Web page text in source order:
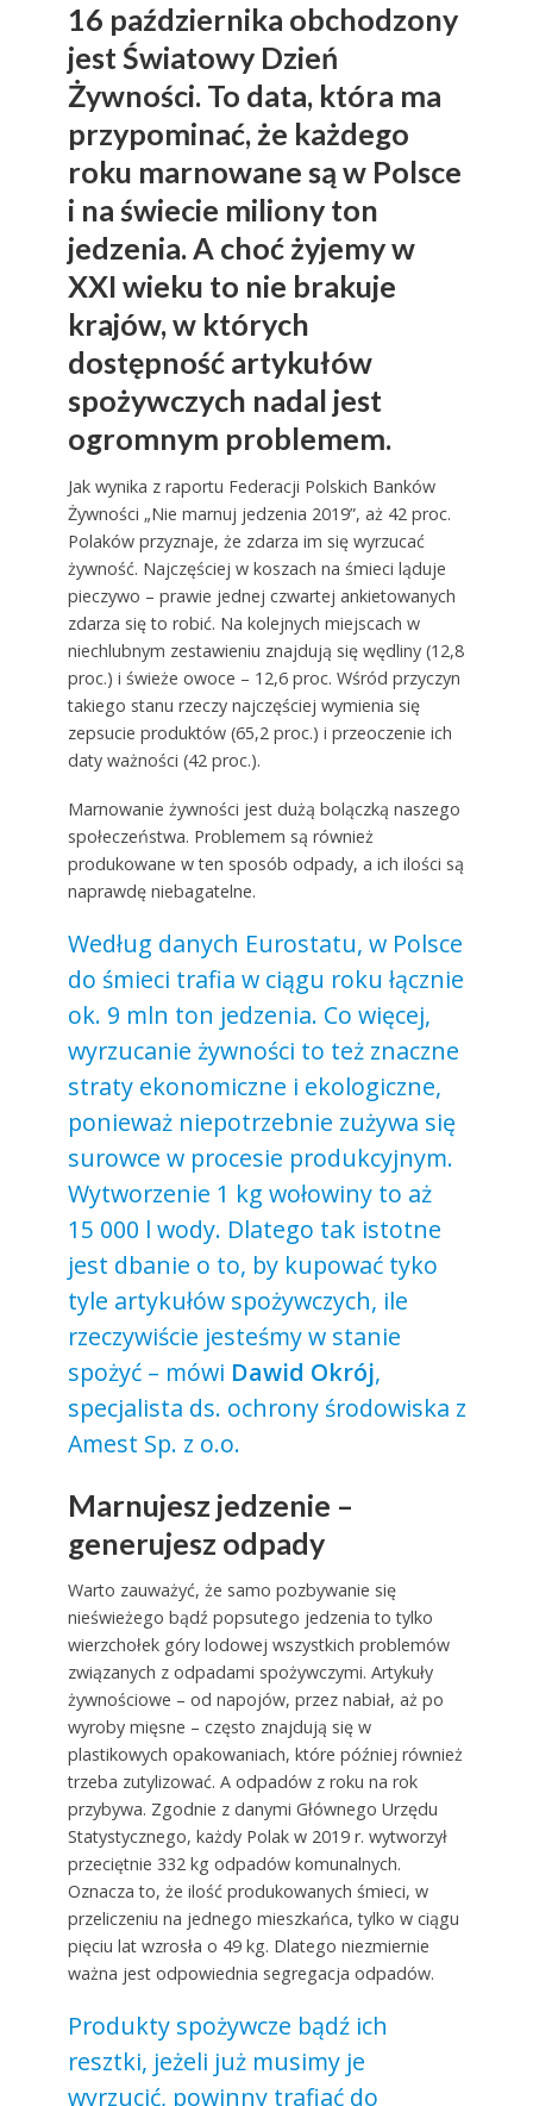
16 października obchodzony
jest Światowy Dzień
Żywności. To data, która ma
przypominać, że każdego
roku marnowane są w Polsce
i na świecie miliony ton
jedzenia. A choć żyjemy w
XXI wieku to nie brakuje
krajów, w których
dostępność artykułów
spożywczych nadal jest
ogromnym problemem.
Jak wynika z raportu Federacji Polskich Banków
Żywności „Nie marnuj jedzenia 2019”, aż 42 proc.
Polaków przyznaje, że zdarza im się wyrzucać
żywność. Najczęściej w koszach na śmieci ląduje
pieczywo – prawie jednej czwartej ankietowanych
zdarza się to robić. Na kolejnych miejscach w
niechlubnym zestawieniu znajdują się wędliny (12,8
proc.) i świeże owoce – 12,6 proc. Wśród przyczyn
takiego stanu rzeczy najczęściej wymienia się
zepsucie produktów (65,2 proc.) i przeoczenie ich
daty ważności (42 proc.).
Marnowanie żywności jest dużą bolączką naszego
społeczeństwa. Problemem są również
produkowane w ten sposób odpady, a ich ilości są
naprawdę niebagatelne.
Według danych Eurostatu, w Polsce
do śmieci trafia w ciągu roku łącznie
ok. 9 mln ton jedzenia. Co więcej,
wyrzucanie żywności to też znaczne
straty ekonomiczne i ekologiczne,
ponieważ niepotrzebnie zużywa się
surowce w procesie produkcyjnym.
Wytworzenie 1 kg wołowiny to aż
15 000 l wody. Dlatego tak istotne
jest dbanie o to, by kupować tyko
tyle artykułów spożywczych, ile
rzeczywiście jesteśmy w stanie
spożyć ­­­­– mówi Dawid Okrój,
specjalista ds. ochrony środowiska z
Amest Sp. z o.o.
Marnujesz jedzenie –
generujesz odpady
Warto zauważyć, że samo pozbywanie się
nieświeżego bądź popsutego jedzenia to tylko
wierzchołek góry lodowej wszystkich problemów
związanych z odpadami spożywczymi. Artykuły
żywnościowe – od napojów, przez nabiał, aż po
wyroby mięsne – często znajdują się w
plastikowych opakowaniach, które później również
trzeba zutylizować. A odpadów z roku na rok
przybywa. Zgodnie z danymi Głównego Urzędu
Statystycznego, każdy Polak w 2019 r. wytworzył
przeciętnie 332 kg odpadów komunalnych.
Oznacza to, że ilość produkowanych śmieci, w
przeliczeniu na jednego mieszkańca, tylko w ciągu
pięciu lat wzrosła o 49 kg. Dlatego niezmiernie
ważna jest odpowiednia segregacja odpadów.
Produkty spożywcze bądź ich
resztki, jeżeli już musimy je
wyrzucić, powinny trafiać do